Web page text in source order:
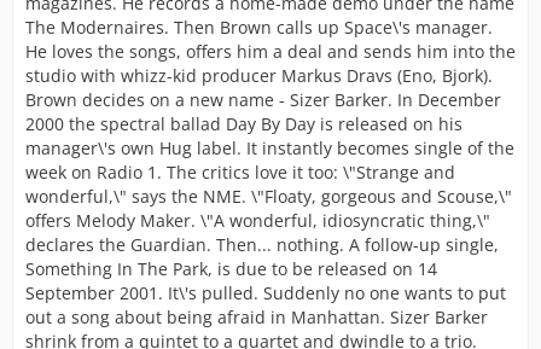
The Modernaires. Then Brown calls up Space\'s manager.
He loves the songs, offers him a deal and sends him into the
studio with whizz-kid producer Markus Dravs (Eno, Bjork).
Brown decides on a new name - Sizer Barker. In December
2000 the spectral ballad Day By Day is released on his
manager\'s own Hug label. It instantly becomes single of the
week on Radio 1. The critics love it too: \"Strange and
wonderful,\" says the NME. \"Floaty, gorgeous and Scouse,\"
offers Melody Maker. \"A wonderful, idiosyncratic thing,\"
declares the Guardian. Then... nothing. A follow-up single,
Something In The Park, is due to be released on 14
September 2001. It\'s pulled. Suddenly no one wants to put
out a song about being afraid in Manhattan. Sizer Barker
shrink from a quintet to a quartet and dwindle to a trio.